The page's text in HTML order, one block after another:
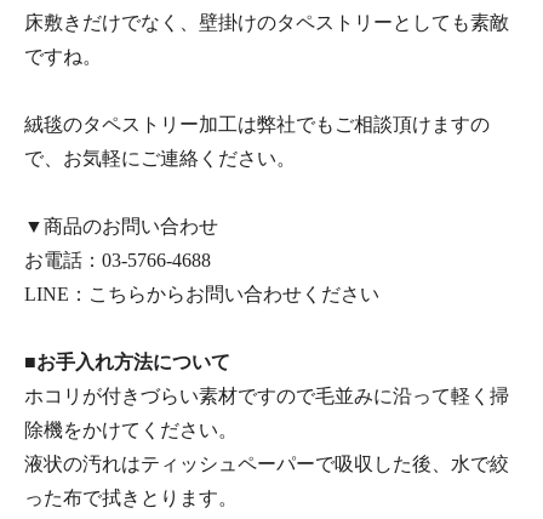
床敷きだけでなく、壁掛けのタペストリーとしても素敵
ですね。
絨毯のタペストリー加工は弊社でもご相談頂けますの
で、お気軽にご連絡ください。
▼商品のお問い合わせ
お電話： 03-5766-4688
LINE： こちらからお問い合わせください
■お手入れ方法について
ホコリが付きづらい素材ですので毛並みに沿って軽く掃
除機をかけてください。
液状の汚れはティッシュペーパーで吸収した後、水で絞
った布で拭きとります。